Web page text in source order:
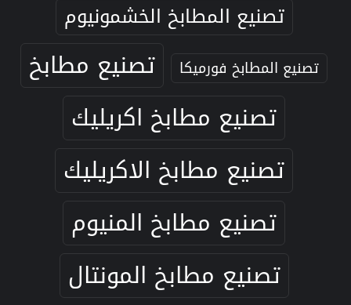
تصنيع المطابخ الخشمونيوم
تصنيع المطابخ فورميكا
تصنيع مطابخ
تصنيع مطابخ اكريليك
تصنيع مطابخ الاكريليك
تصنيع مطابخ المنيوم
تصنيع مطابخ المونتال